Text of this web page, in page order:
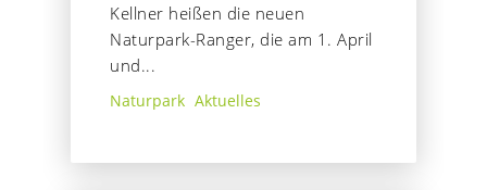
Kellner heißen die neuen
Naturpark-Ranger, die am 1. April
und...
Naturpark Aktuelles